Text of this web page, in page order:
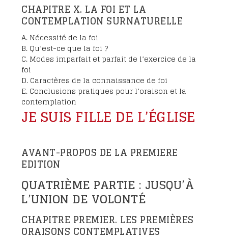
CHAPITRE X. LA FOI ET LA
CONTEMPLATION SURNATURELLE
A. Nécessité de la foi
B. Qu’est-ce que la foi ?
C. Modes imparfait et parfait de l’exercice de la
foi
D. Caractères de la connaissance de foi
E. Conclusions pratiques pour l’oraison et la
contemplation
JE SUIS FILLE DE L’ÉGLISE
AVANT-PROPOS DE LA PREMIERE
EDITION
QUATRIÈME PARTIE : JUSQU’À
L’UNION DE VOLONTÉ
CHAPITRE PREMIER. LES PREMIÈRES
ORAISONS CONTEMPLATIVES